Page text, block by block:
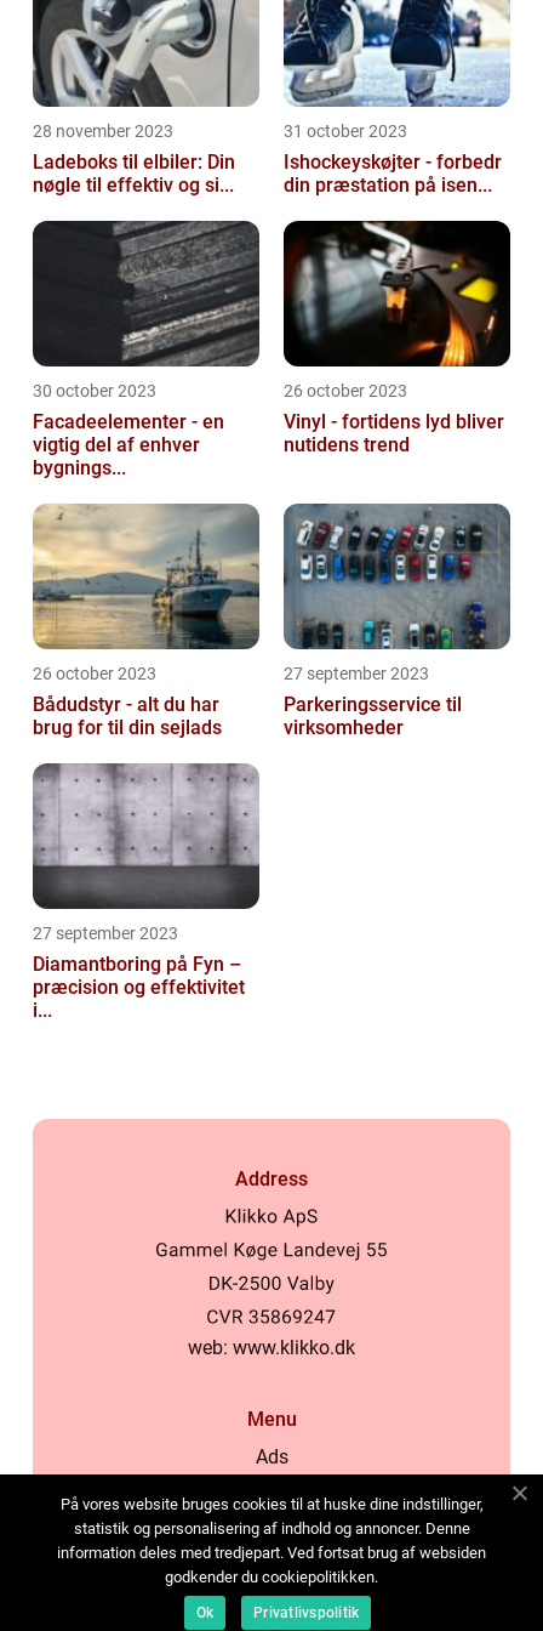
28 november 2023
Ladeboks til elbiler: Din
nøgle til effektiv og si...
31 october 2023
Ishockeyskøjter - forbedr
din præstation på isen...
30 october 2023
Facadeelementer - en
vigtig del af enhver
bygnings...
26 october 2023
Vinyl - fortidens lyd bliver
nutidens trend
26 october 2023
Bådudstyr - alt du har
brug for til din sejlads
27 september 2023
Parkeringsservice til
virksomheder
27 september 2023
Diamantboring på Fyn –
præcision og effektivitet
i...
Address
web: www.klikko.dk
Menu
Ads
Cookies
Contact
Sitemap
På vores website bruges cookies til at huske dine indstillinger,
statistik og personalisering af indhold og annoncer. Denne
information deles med tredjepart. Ved fortsat brug af websiden
godkender du cookiepolitikken.
Ok Privatlivspolitik